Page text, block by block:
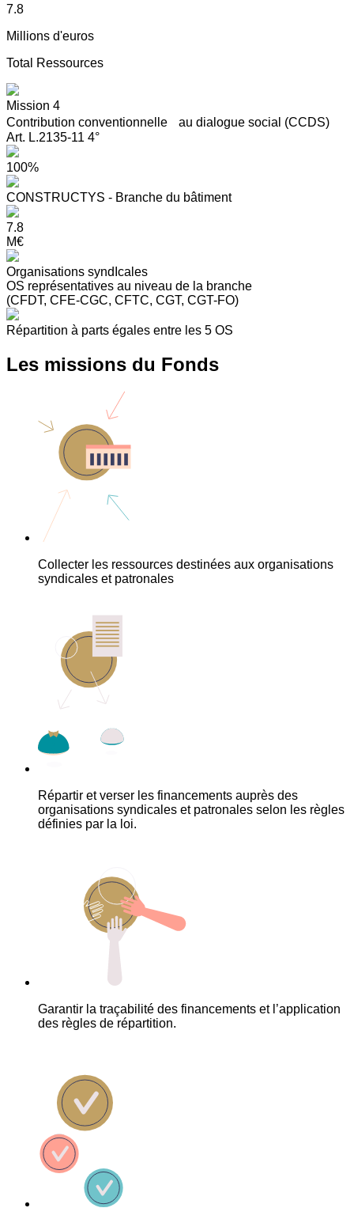
7.8
Millions d'euros
Total Ressources
Mission 4
Contribution conventionnelle au dialogue social (CCDS)
Art. L.2135-11 4°
100%
CONSTRUCTYS - Branche du bâtiment
7.8
M€
Organisations syndIcales
OS représentatives au niveau de la branche
(CFDT, CFE-CGC, CFTC, CGT, CGT-FO)
Répartition à parts égales entre les 5 OS
Les missions du Fonds
Collecter les ressources destinées aux organisations
syndicales et patronales
Répartir et verser les financements auprès des
organisations syndicales et patronales selon les règles
définies par la loi.
Garantir la traçabilité des financements et l’application
des règles de répartition.